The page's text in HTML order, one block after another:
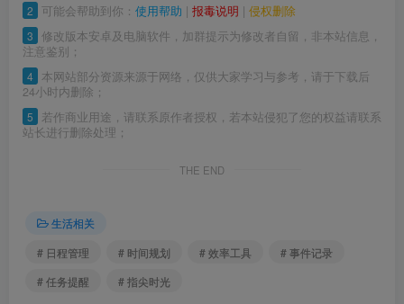
2 可能会帮助到你： 使用帮助 | 报毒说明 | 侵权删除
3 修改版本安卓及电脑软件，加群提示为修改者自留，非本站信息，
注意鉴别；
4 本网站部分资源来源于网络，仅供大家学习与参考，请于下载后
24小时内删除；
5
若作商业用途，请联系原作者授权，若本站侵犯了您的权益请联系
站长进行删除处理；
THE END
生活相关
# 日程管理
# 时间规划 # 效率工具
# 事件记录
# 任务提醒
# 指尖时光